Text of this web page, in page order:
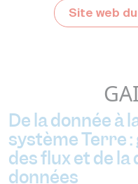
Site web
De la donnée à
système Terre :
des flux et de
données